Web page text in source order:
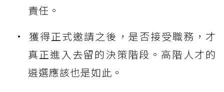
責任。
獲得正式邀請之後，是否接受職務，才
真正進入去留的決策階段。高階人才的
遴選應該也是如此。